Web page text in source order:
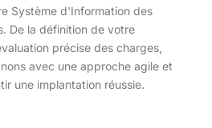
Système d'Information des
De la définition de votre
précise des charges,
avec une approche agile et
une implantation réussie.